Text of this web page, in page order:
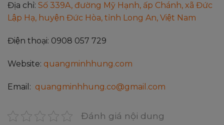
Địa chỉ: Số 339A, đường Mỹ Hạnh, ấp Chánh, xã Đức
Lập Hạ, huyện Đức Hòa, tỉnh Long An, Việt Nam
Điện thoại: 0908 057 729
Website: quangminhhung.com
Email: quangminhhung.co@gmail.com
Đánh giá nội dung